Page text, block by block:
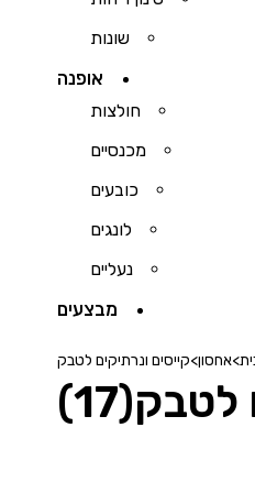
שונות
אופנה
חולצות
מכנסיים
כובעים
לונגים
נעליים
מבצעים
>אחסון>קייסים ונרתיקים לטבק
לטבק(17)